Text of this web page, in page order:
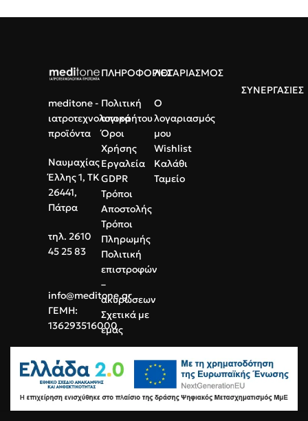
CE, proDERM.
ευαίσθητα δέρματα και
καθημερινή χρήση.
Υψηλή απορρόφηση:Ιδανικά
υφή, κατάλληλη για ευαίσθητες
πακέτο.
meditone -
ιατροτεχνολογικά
προϊόντα
Ναυμαχίας
Έλλης 1, ΤΚ
26441,
Πάτρα
τηλ. 2610
45 25 83
info@meditone.gr
ΓΕΜΗ:
136293516000
ΠΛΗΡΟΦΟΡΙΕΣ
Πολιτική
απορρήτου
Όροι
Χρήσης
Εργαλεία
GDPR
Τρόποι
Αποστολής
Τρόποι
Πληρωμής
Πολιτική
επιστροφών
–
ακυρώσεων
Σχετικά με
εμάς
ΛΟΓΑΡΙΑΣΜΟΣ
Ο
λογαριασμός
μου
Wishlist
Καλάθι
Ταμείο
ΣΥΝΕΡΓΑΣΙΕΣ